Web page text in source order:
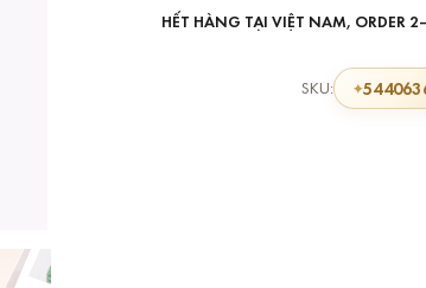
HẾT HÀNG TẠI VIỆT NAM, ORDER
SKU: